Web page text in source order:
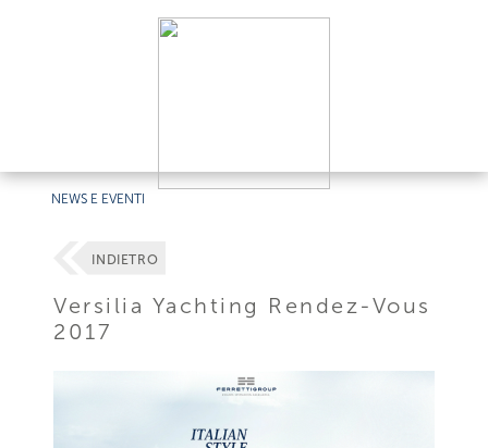
NEWS E EVENTI
INDIETRO
Versilia Yachting Rendez-Vous
2017